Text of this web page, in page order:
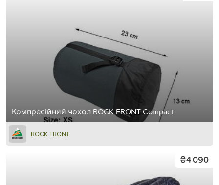
Компресійний чохол ROCK FRONT Compact
ROCK FRONT
₴4 090